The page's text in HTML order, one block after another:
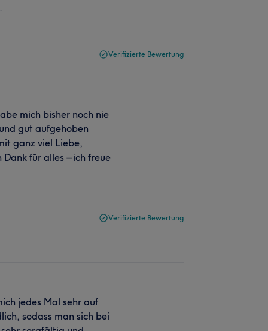
Verifizierte Bewertung
mich bisher noch nie
gut aufgehoben
ganz viel Liebe,
für alles – ich freue
Verifizierte Bewertung
jedes Mal sehr auf
sodass man sich bei